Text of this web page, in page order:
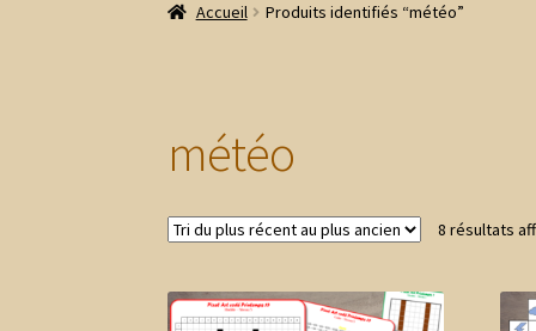
Accueil Produits identifiés “météo”
météo
8 résultats